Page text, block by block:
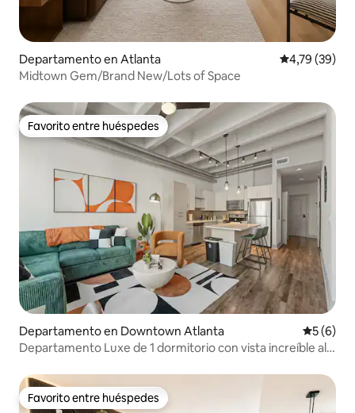
Departamento en Atlanta Calificación
4,79 (39)
Midtown Gem/Brand New/Lots of Space
Favorito entre huéspedes
Favorito entre huéspedes
Departamento en Downtown Atlanta
5 (6)
Departamento Luxe de 1 dormitorio con vista increíble al
Favorito entre huéspedes
Favorito entre huéspedes